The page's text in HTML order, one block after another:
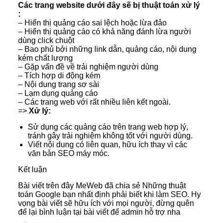
Các trang website dưới đây sẽ bị thuật toán xử lý
:
– Hiển thị quảng cáo sai lệch hoặc lừa đảo
– Hiển thị quảng cáo có khả năng đánh lừa người
dùng click chuột
– Bao phủ bởi những link dẫn, quảng cáo, nội dung
kém chất lượng
– Gặp vấn đề về trải nghiệm người dùng
– Tích hợp di động kém
– Nội dung trang sơ sài
– Lạm dụng quảng cáo
– Các trang web với rất nhiều liên kết ngoài.
=>Xử lý:
Sử dụng các quảng cáo trên trang web hợp lý,
tránh gây trải nghiệm không tốt với người dùng.
Viết nội dung có liên quan, hữu ích thay vì các
văn bản SEO máy móc.
Kết luận
Bài viết trên đây MeWeb đã chia sẻ Những thuật
toán Google bạn nhất định phải biết khi làm SEO. Hy
vọng bài viết sẽ hữu ích với mọi người, đừng quên
để lại bình luận tại bài viết để admin hỗ trợ nha